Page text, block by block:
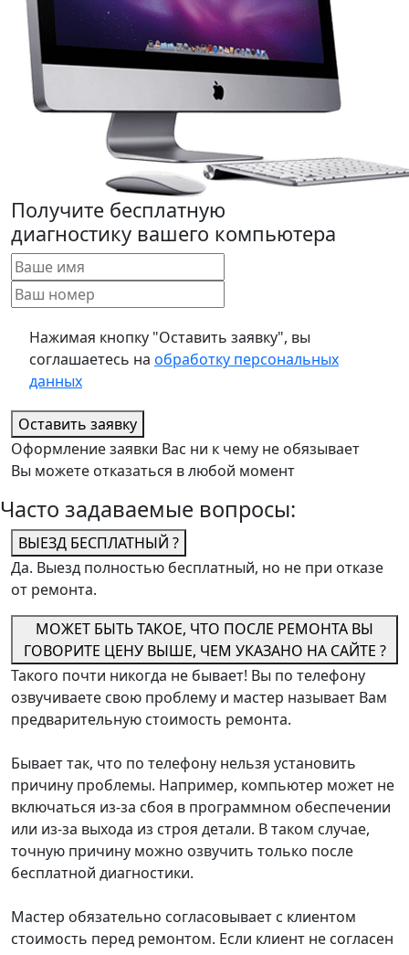
Получите бесплатную
диагностику вашего компьютера
Нажимая кнопку "Оставить заявку", вы
соглашаетесь на обработку персональных
данных
Оставить заявку
Оформление заявки Вас ни к чему не обязывает
Вы можете отказаться в любой момент
Часто задаваемые вопросы:
ВЫЕЗД БЕСПЛАТНЫЙ ?
Да. Выезд полностью бесплатный, но не при отказе
от ремонта.
МОЖЕТ БЫТЬ ТАКОЕ, ЧТО ПОСЛЕ РЕМОНТА ВЫ
ГОВОРИТЕ ЦЕНУ ВЫШЕ, ЧЕМ УКАЗАНО НА САЙТЕ ?
Такого почти никогда не бывает! Вы по телефону
озвучиваете свою проблему и мастер называет Вам
предварительную стоимость ремонта.
Бывает так, что по телефону нельзя установить
причину проблемы. Например, компьютер может не
включаться из-за сбоя в программном обеспечении
или из-за выхода из строя детали. В таком случае,
точную причину можно озвучить только после
бесплатной диагностики.
Мастер обязательно согласовывает с клиентом
стоимость перед ремонтом. Если клиент не согласен